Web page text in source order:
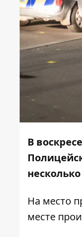
В
На место
месте